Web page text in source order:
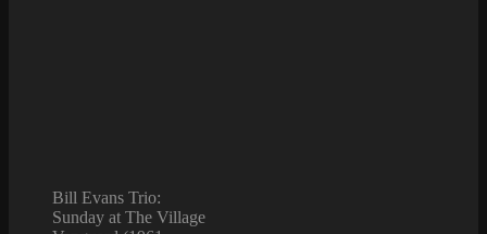
Bill Evans Trio:
Sunday at The Village